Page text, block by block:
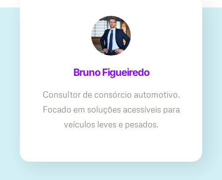
Bruno Figueiredo
Consultor de consórcio automotivo.
Focado em soluções acessíveis para
veículos leves e pesados.